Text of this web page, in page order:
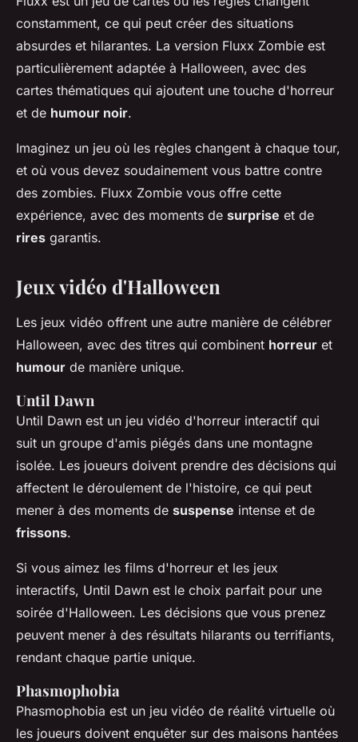
constamment, ce qui peut créer des situations
absurdes et hilarantes. La version Fluxx Zombie est
particulièrement adaptée à Halloween, avec des
cartes thématiques qui ajoutent une touche d'horreur
et de humour noir.
Imaginez un jeu où les règles changent à chaque tour,
et où vous devez soudainement vous battre contre
des zombies. Fluxx Zombie vous offre cette
expérience, avec des moments de surprise et de
rires garantis.
Jeux vidéo d'Halloween
Les jeux vidéo offrent une autre manière de célébrer
Halloween, avec des titres qui combinent horreur et
humour de manière unique.
Until Dawn
Until Dawn est un jeu vidéo d'horreur interactif qui
suit un groupe d'amis piégés dans une montagne
isolée. Les joueurs doivent prendre des décisions qui
affectent le déroulement de l'histoire, ce qui peut
mener à des moments de suspense intense et de
frissons.
Si vous aimez les films d'horreur et les jeux
interactifs, Until Dawn est le choix parfait pour une
soirée d'Halloween. Les décisions que vous prenez
peuvent mener à des résultats hilarants ou terrifiants,
rendant chaque partie unique.
Phasmophobia
Phasmophobia est un jeu vidéo de réalité virtuelle où
les joueurs doivent enquêter sur des maisons hantées